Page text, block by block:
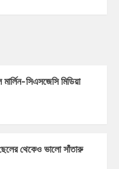
সিএসজেসি মিডিয়া
থেকেও ভালো সাঁতারু